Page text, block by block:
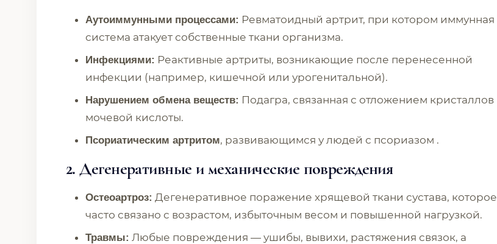
Аутоиммунными процессами: Ревматоидный артрит, при котором иммунная
система атакует собственные ткани организма.
Инфекциями: Реактивные артриты, возникающие после перенесенной
инфекции (например, кишечной или урогенитальной).
Нарушением обмена веществ: Подагра, связанная с отложением кристаллов
мочевой кислоты.
Псориатическим артритом, развивающимся у людей с псориазом .
2. Дегенеративные и механические повреждения
Остеоартроз: Дегенеративное поражение хрящевой ткани сустава, которое
часто связано с возрастом, избыточным весом и повышенной нагрузкой.
Травмы: Любые повреждения — ушибы, вывихи, растяжения связок, а